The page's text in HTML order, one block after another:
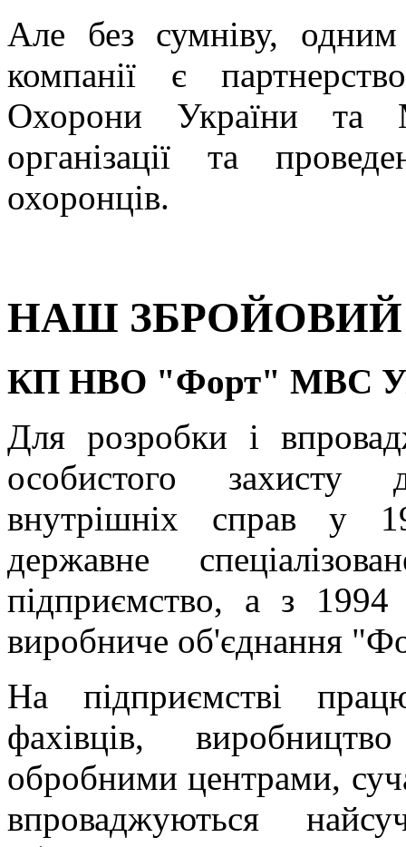
Але без сумніву,
компанії є
Охорони України та
організації та
охоронців.
НАШ
КП НВО "Форт" МВС
Для розробки і
особистого захисту
внутрішніх справ у
державне
підприємство, а з
виробниче об'єднання
На підприємстві
фахівців,
обробними центрами,
впроваджуються